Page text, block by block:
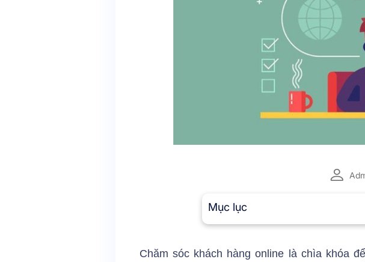
Mục lục
Chăm sóc khách hàng online là chìa khóa